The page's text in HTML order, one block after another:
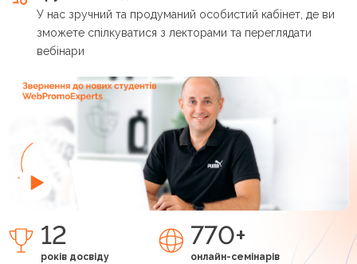
У нас зручний та продуманий особистий кабінет, де ви
зможете спілкуватися з лекторами та переглядати
вебінари
12
років досвіду
770+
онлайн-семінарів